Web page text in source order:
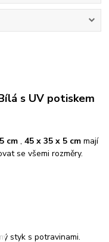
s UV potiskem
cm, 45 x 35 x 5 cmmají
se všemi rozměry.
styk s potravinami.